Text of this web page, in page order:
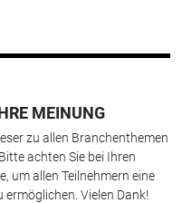
MEINUNG
zu allen Branchenthemen
achten Sie bei Ihren
um allen Teilnehmern eine
Vielen Dank!